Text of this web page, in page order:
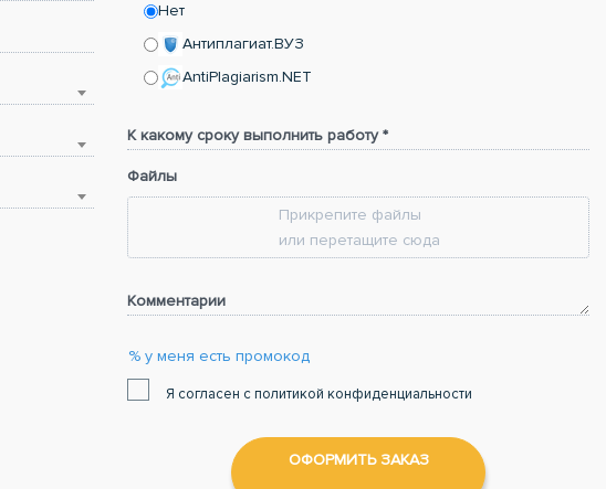
Нет
Антиплагиат.ВУЗ
AntiPlagiarism.NET
К какому сроку выполнить работу *
Файлы
Прикрепите файлы
или перетащите сюда
Комментарии
% у меня есть промокод
Я согласен с политикой конфиденциальности
ОФОРМИТЬ ЗАКАЗ